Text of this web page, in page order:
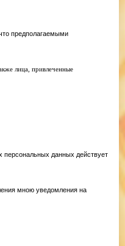
предполагаемыми
лица, привлеченные
персональных данных действует
мною уведомления на